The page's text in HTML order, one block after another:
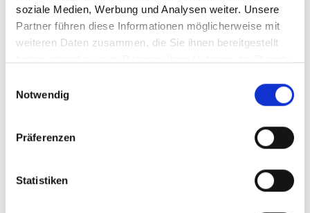
soziale Medien, Werbung und Analysen weiter. Unsere
Partner führen diese Informationen möglicherweise mit
weiteren Daten zusammen, die Sie ihnen bereitgestellt
Notwendig
Präferenzen
Statistiken
zurück zu den Top Events
WAR DER INHALT FÜR SIE HILFREICH?
Ja
Weitere interessante Links